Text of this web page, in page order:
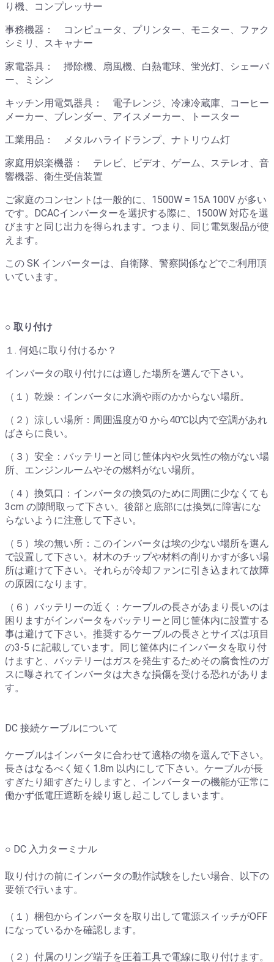
り機、コンプレッサー
事務機器： コンピュータ、プリンター、モニター、ファク
シミリ、スキャナー
家電器具： 掃除機、扇風機、白熱電球、蛍光灯、シェーバ
ー、ミシン
キッチン用電気器具： 電子レンジ、冷凍冷蔵庫、コーヒー
メーカー、ブレンダー、アイスメーカー、トースター
工業用品： メタルハライドランプ、ナトリウム灯
家庭用娯楽機器： テレビ、ビデオ、ゲーム、ステレオ、音
響機器、衛生受信装置
ご家庭のコンセントは一般的に、1500W = 15A 100V が多い
です。DCACインバーターを選択する際に、1500W 対応を選
びますと同じ出力を得られます。つまり、同じ電気製品が使
えます。
この SK インバーターは、自衛隊、警察関係などでご利用頂
いています。
○ 取り付け
１. 何処に取り付けるか？
インバータの取り付けには適した場所を選んで下さい。
（１）乾燥：インバータに水滴や雨のかからない場所。
（２）涼しい場所：周囲温度が0 から40℃以内で空調があれ
ばさらに良い。
（３）安全：バッテリーと同じ筐体内や火気性の物がない場
所、エンジンルームやその燃料がない場所。
（４）換気口：インバータの換気のために周囲に少なくても
3cm の隙間取って下さい。後部と底部には換気に障害にな
らないように注意して下さい。
（５）埃の無い所：このインバータは埃の少ない場所を選ん
で設置して下さい。材木のチップや材料の削りかすが多い場
所は避けて下さい。それらが冷却ファンに引き込まれて故障
の原因になります。
（６）バッテリーの近く：ケーブルの長さがあまり長いのは
困りますがインバータをバッテリーと同じ筐体内に設置する
事は避けて下さい。推奨するケーブルの長さとサイズは項目
の3-5 に記載しています。同じ筐体内にインバータを取り付
けますと、バッテリーはガスを発生するためその腐食性のガ
スに曝されてインバータは大きな損傷を受ける恐れがありま
す。
DC 接続ケーブルについて
ケーブルはインバータに合わせて適格の物を選んで下さい。
長さはなるべく短く1.8m 以内にして下さい。ケーブルが長
すぎたり細すぎたりしますと、インバーターの機能が正常に
働かず低電圧遮断を繰り返し起こしてしまいます。
○ DC 入力ターミナル
取り付けの前にインバータの動作試験をしたい場合、以下の
要領で行います。
（１）梱包からインバータを取り出して電源スイッチがOFF
になっているかを確認します。
（２）付属のリング端子を圧着工具で電線に取り付けます。